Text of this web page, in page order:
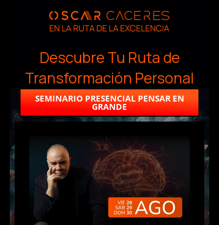
Descubre Tu Ruta de
Transformación Personal
SEMINARIO PRESENCIAL PENSAR EN
GRANDE